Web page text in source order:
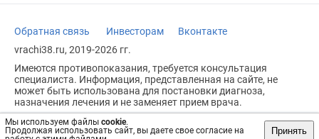
Мы используем файлы cookie.
Продолжая использовать сайт, вы даете свое согласие на
Принять
Обратная связь Инвесторам
Вконтакте
vrachi38.ru, 2019-2026 гг.
Имеются противопоказания, требуется консультация
специалиста. Информация, представленная на сайте, не
может быть использована для постановки диагноза,
назначения лечения и не заменяет прием врача.
Возрастное ограничение: 18+